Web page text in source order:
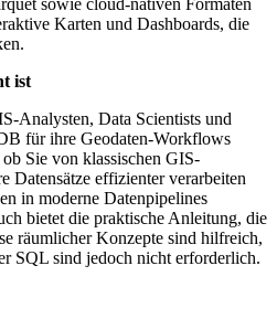
Karten und Dashboards, die
ist
Analysten, Data Scientists und
für ihre Geodaten-Workflows
Sie von klassischen GIS-
Datensätze effizienter verarbeiten
in moderne Datenpipelines
bietet die praktische Anleitung, die
räumlicher Konzepte sind hilfreich,
SQL sind jedoch nicht erforderlich.